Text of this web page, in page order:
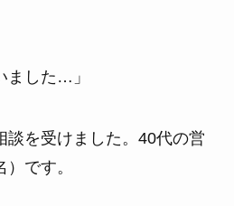
ました…」
談を受けました。40代の営
です。